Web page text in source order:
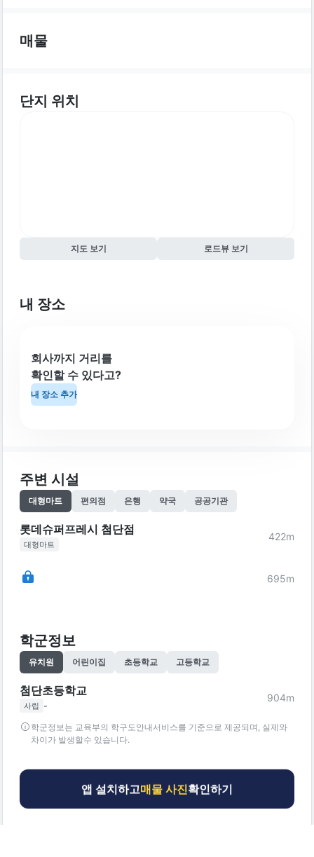
매물
단지 위치
지도 보기 로드뷰 보기
내 장소
회사까지 거리를
확인할 수 있다고?
내 장소 추가
주변 시설
대형마트 편의점 은행 약국 공공기관
롯데슈퍼프레시 첨단점
대형마트
422m
695m
학군정보
유치원 어린이집 초등학교 고등학교
첨단초등학교
사립 -
904m
학군정보는 교육부의 학구도안내서비스를 기준으로 제공되며, 실제와
차이가 발생할수 있습니다.
앱 설치하고매물 사진확인하기